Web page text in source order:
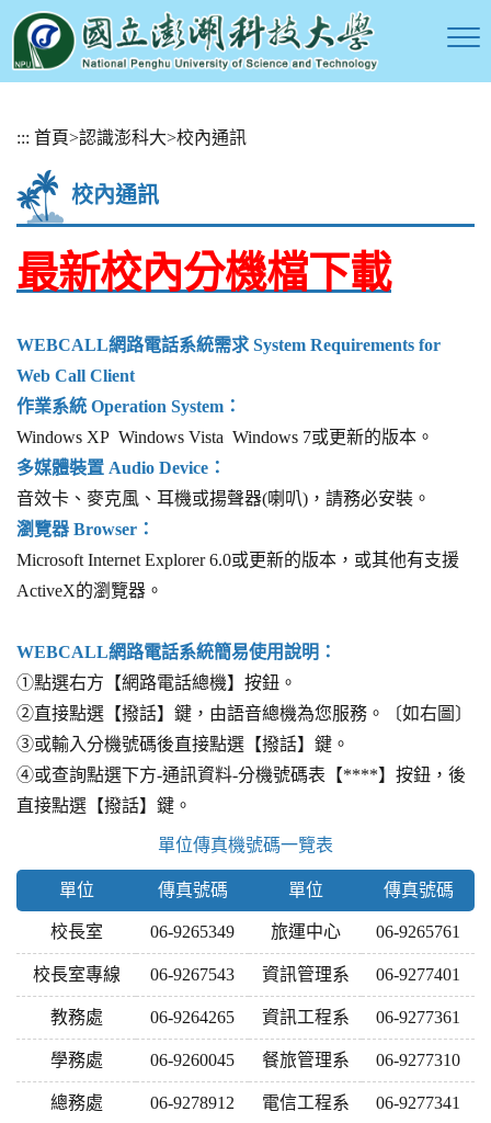
::: 首頁>認識澎科大>校內通訊
校內通訊
最新校內分機檔下載
WEBCALL網路電話系統需求 System Requirements for
Web Call Client
作業系統 Operation System：
Windows XP Windows Vista Windows 7或更新的版本。
多媒體裝置 Audio Device：
音效卡、麥克風、耳機或揚聲器(喇叭)，請務必安裝。
瀏覽器 Browser：
Microsoft Internet Explorer 6.0或更新的版本，或其他有支援
ActiveX的瀏覽器。
WEBCALL網路電話系統簡易使用說明：
①點選右方【網路電話總機】按鈕。
②直接點選【撥話】鍵，由語音總機為您服務。〔如右圖〕
③或輸入分機號碼後直接點選【撥話】鍵。
④或查詢點選下方-通訊資料-分機號碼表【****】按鈕，後
直接點選【撥話】鍵。
單位傳真機號碼一覽表
單位 傳真號碼 單位 傳真號碼
校長室 06-9265349 旅運中心 06-9265761
校長室專線 06-9267543 資訊管理系 06-9277401
教務處 06-9264265 資訊工程系 06-9277361
學務處 06-9260045 餐旅管理系 06-9277310
總務處 06-9278912 電信工程系 06-9277341